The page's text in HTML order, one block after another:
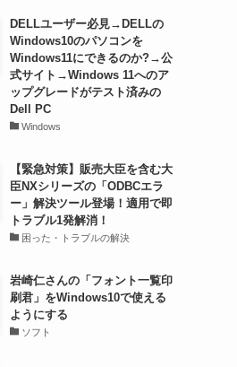
DELLユーザー必見→DELLの
Windows10のパソコンを
Windows11にできるのか?→公
式サイト→Windows 11へのア
ップグレードがテスト済みの
Dell PC
Windows
【緊急対策】販売大臣を含む大
臣NXシリーズの「ODBCエラ
ー」解決ツール登場！適用で即
トラブル1発解消！
困った・トラブルの解決
岩崎仁さんの「フォント一覧印
刷君」をWindows10で使える
ようにする
ソフト